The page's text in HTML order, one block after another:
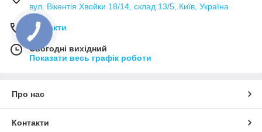
вул. Вікентія Хвойки 18/14, склад 13/5, Київ, Україна
Контакти
Сьогодні вихідний
Показати весь графік роботи
Про нас
Контакти